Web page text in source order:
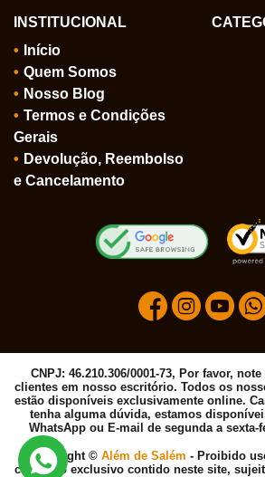
INSTITUCIONAL
Início
Quem Somos
Nosso Blog
Termos e Condições
Gerais
Devolução, Reembolso
e Cancelamento
CNPJ: 46.210.306/0001-73, Por favor,
clientes em nosso escritório. Todos os
estão disponíveis exclusivamente online.
tenha alguma dúvida, estamos
WhatsApp ou E-mail de segunda a sexta-
Copyright © Além de Salém - Proibido
conteúdo exclusivo contido neste site,